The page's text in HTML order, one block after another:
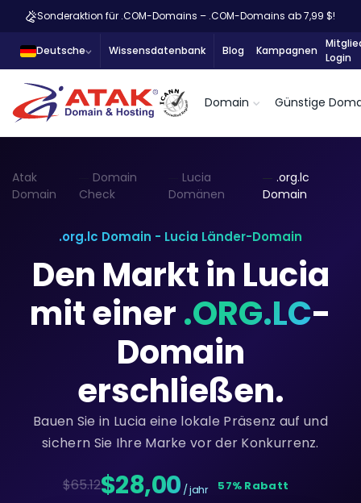
Sonderaktion für .COM-Domains – .COM-Domains ab 7,99 $!
Deutsche Wissensdatenbank Blog Kampagnen
Login
Domain Günstige
Atak
Domain
Domain
Check
Lucia
Domänen
.org.lc
Domain
.org.lc Domain - Lucia Länder-Domain
Den Markt in Lucia
mit einer.ORG.LC-
Domain
erschließen.
Bauen Sie in Lucia eine lokale Präsenz auf und
sichern Sie Ihre Marke vor der Konkurrenz.
$65.12$28,00 / jahr 57% Rabatt